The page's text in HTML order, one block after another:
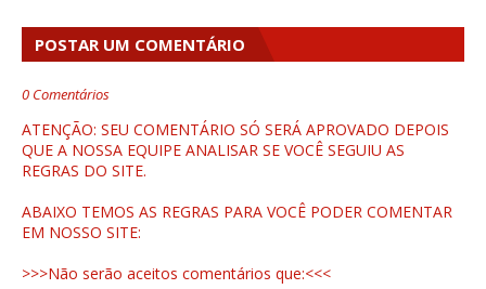
POSTAR UM COMENTÁRIO
0 Comentários
ATENÇÃO: SEU COMENTÁRIO SÓ SERÁ APROVADO DEPOIS
QUE A NOSSA EQUIPE ANALISAR SE VOCÊ SEGUIU AS
REGRAS DO SITE.
ABAIXO TEMOS AS REGRAS PARA VOCÊ PODER COMENTAR
EM NOSSO SITE:
>>>Não serão aceitos comentários que:<<<